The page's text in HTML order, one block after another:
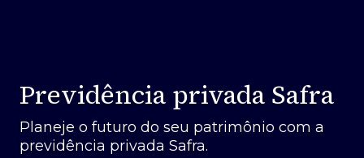
Previdência privada Safra
Planeje o futuro do seu patrimônio com a
previdência privada Safra.